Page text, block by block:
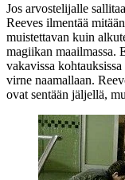
Jos arvostelijalle
Reeves ilmentää
muistettavan kuin
magiikan maailmassa.
vakavissa
virne naamallaan.
ovat sentään jäljellä,